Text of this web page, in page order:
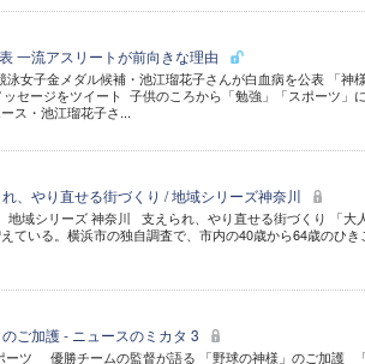
一流アスリートが前向きな理由
女子金メダル候補・池江瑠花子さんが白血病を公表 「神
セージをツイート 子供のころから「勉強」「スポーツ」
ス・池江瑠花子さ...
、やり直せる街づくり / 地域シリーズ神奈川
域シリーズ 神奈川 支えられ、やり直せる街づくり 「大
ている。横浜市の独自調査で、市内の40歳から64歳のひき
ご加護 - ニュースのミカタ 3
ーツ 優勝チームの監督が語る 「野球の神様」のご加護